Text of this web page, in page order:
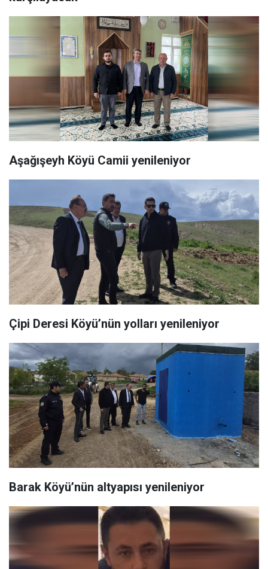
Aşağışeyh Köyü Camii yenileniyor
Çipi Deresi Köyü’nün yolları yenileniyor
Barak Köyü’nün altyapısı yenileniyor